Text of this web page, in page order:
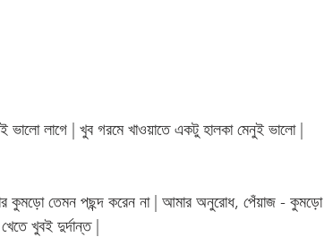
লাগে | খুব গরমে খাওয়াতে একটু হালকা মেনুই ভালো |
কুমড়ো তেমন পছন্দ করেন না | আমার অনুরোধ, পেঁয়াজ - কুমড়ো
খুবই দুর্দান্ত |